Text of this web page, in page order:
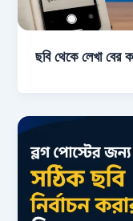
ছবি থেকে লেখা